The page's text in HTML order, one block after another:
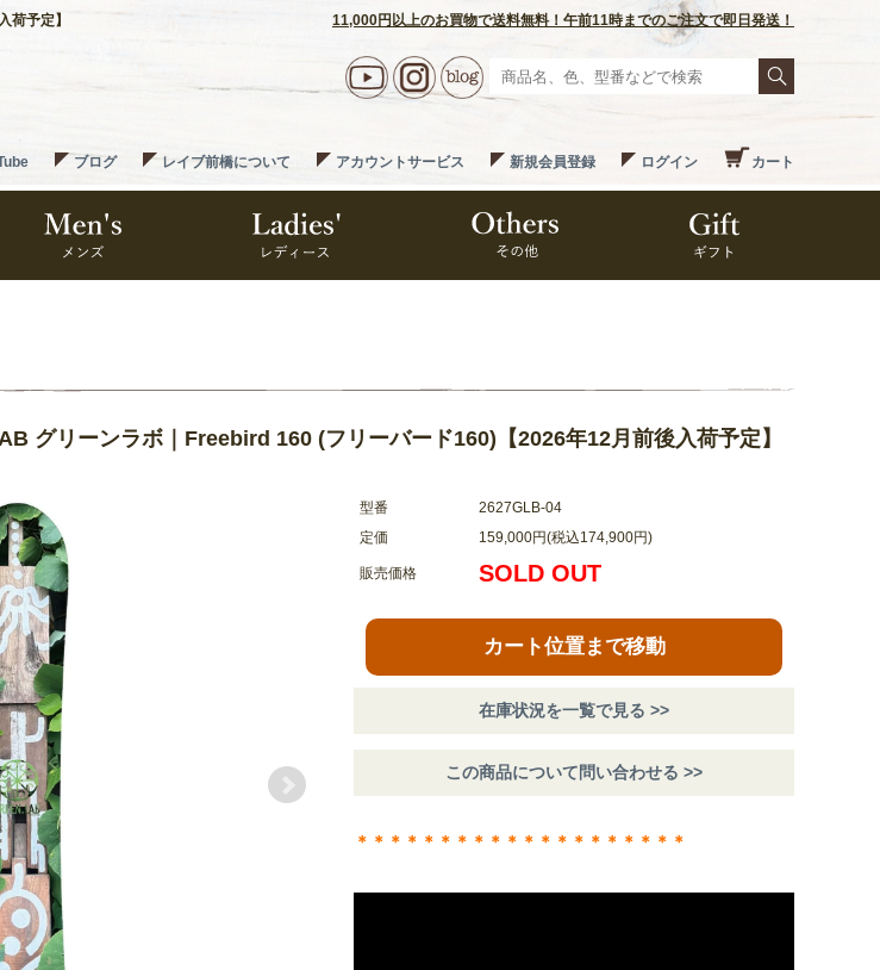
予定】 11,000円以上のお買物で送料無料！午前11時までのご注文で即日発送！
ブログ レイブ前橋について アカウントサービス 新規会員登録 ログイン カート
グリーンラボ｜Freebird 160 (フリーバード160)【2026年12月前後入荷予定】
型番
2627GLB-04
定価
159,000円(税込174,900円)
販売価格 SOLD OUT
カート位置まで移動
在庫状況を一覧で見る >>
この商品について問い合わせる >>
＊＊＊＊＊＊＊＊＊＊＊＊＊＊＊＊＊＊＊＊